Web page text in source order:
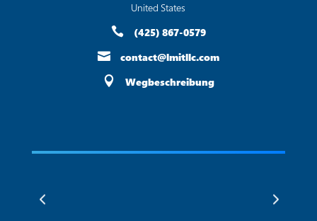
United States
 (425) 867-0579
 contact@lmitllc.com
 Wegbeschreibung